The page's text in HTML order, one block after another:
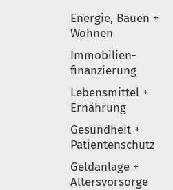
Elemente
Energie, Bauen +
Wohnen
Immobilien-
finanzierung
Lebensmittel +
Ernährung
Gesundheit +
Patientenschutz
Geldanlage +
Altersvorsorge